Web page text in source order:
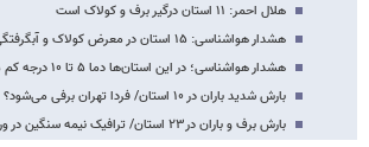
هلال احمر: ۱۱ استان درگیر برف و کولاک است
هشدار هواشناسی: ۱۵ استان در معرض کولاک و آبگرفتگی هستند
هشدار هواشناسی؛ در این استان‌ها دما ۵ تا ۱۰ درجه‌ کم می‌شود
بارش شدید باران در ۱۰ استان/ فردا تهران برفی می‌شود؟
بارش برف و باران در۲۳ استان/ ترافیک نیمه سنگین در ورودی تهران